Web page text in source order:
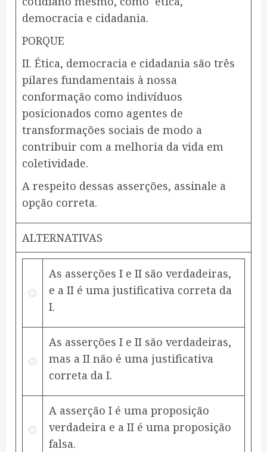
democracia e cidadania.
PORQUE
II. Ética, democracia e cidadania são três
pilares fundamentais à nossa
conformação como indivíduos
posicionados como agentes de
transformações sociais de modo a
contribuir com a melhoria da vida em
coletividade.
A respeito dessas asserções, assinale a
opção correta.
ALTERNATIVAS
As asserções I e II são verdadeiras,
e a II é uma justificativa correta da
I.
As asserções I e II são verdadeiras,
mas a II não é uma justificativa
correta da I.
A asserção I é uma proposição
verdadeira e a II é uma proposição
falsa.